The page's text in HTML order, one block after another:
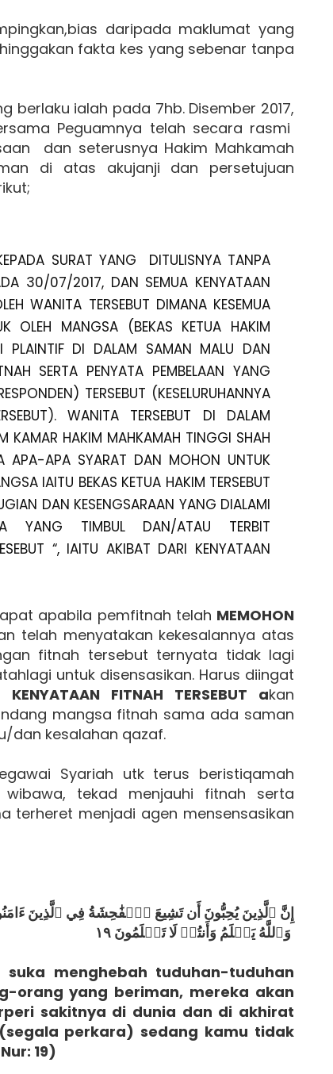
daripada maklumat yang
fakta kes yang sebenar tanpa
berlaku ialah pada 7hb. Disember 2017,
Peguamnya telah secara rasmi
dan seterusnya Hakim Mahkamah
di atas akujanji dan persetujuan
SURAT YANG DITULISNYA TANPA
30/07/2017, DAN SEMUA KENYATAAN
WANITA TERSEBUT DIMANA KESEMUA
OLEH MANGSA (BEKAS KETUA HAKIM
PLAINTIF DI DALAM SAMAN MALU DAN
SERTA PENYATA PEMBELAAN YANG
TERSEBUT (KESELURUHANNYA
WANITA TERSEBUT DI DALAM
KAMAR HAKIM MAHKAMAH TINGGI SHAH
APA-APA SYARAT DAN MOHON UNTUK
IAITU BEKAS KETUA HAKIM TERSEBUT
DAN KESENGSARAAN YANG DIALAMI
YANG TIMBUL DAN/ATAU TERBIT
“, IAITU AKIBAT DARI KENYATAAN
apabila pemfitnah telah MEMOHON
telah menyatakan kekesalannya atas
fitnah tersebut ternyata tidak lagi
untuk disensasikan. Harus diingat
KENYATAAN FITNAH TERSEBUT akan
mangsa fitnah sama ada saman
dan kesalahan qazaf.
Syariah utk terus beristiqamah
tekad menjauhi fitnah serta
terheret menjadi agen mensensasikan
إِنَّ ٱلَّذِينَ يُحِبُّونَ أَن تَشِيعَ ٱلۡفَٰحِشَةُ فِي ٱلَّذِينَ
menghebah tuduhan-tuduhan
orang yang beriman, mereka akan
sakitnya di dunia dan di akhirat
perkara) sedang kamu tidak
19)